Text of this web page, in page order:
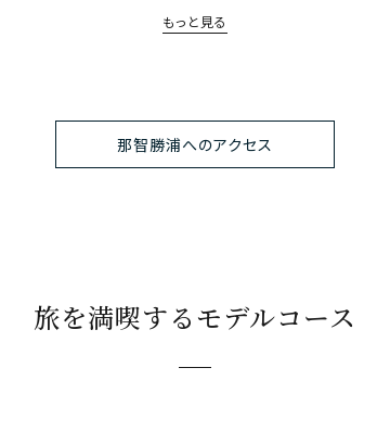
もっと見る
那智勝浦へのアクセス
旅を満喫するモデルコース